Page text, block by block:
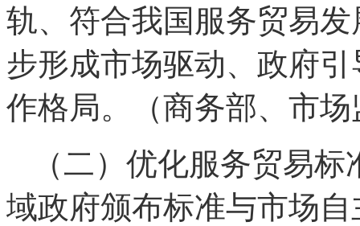
轨、符合我国服务贸易
步形成市场驱动、政府
作格局。（商务部、市
（二）优化服务贸易
域政府颁布标准与市场